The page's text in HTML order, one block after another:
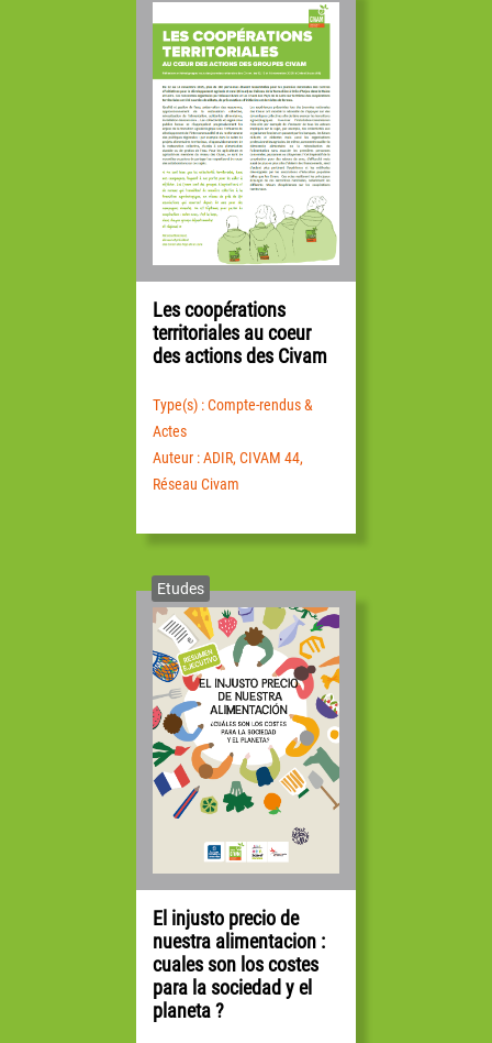
Les coopérations
territoriales au coeur
des actions des Civam
Type(s) : Compte-rendus &
Actes
Auteur : ADIR, CIVAM 44,
Réseau Civam
Etudes
El injusto precio de
nuestra alimentacion :
cuales son los costes
para la sociedad y el
planeta ?